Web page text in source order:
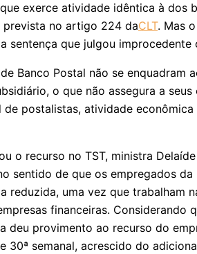
exerce atividade idêntica à dos
prevista no artigo 224 daCLT. Mas
sentença que julgou improcedente
Banco Postal não se enquadram
o que não assegura a seus
postalistas, atividade
o recurso no TST, ministra
sentido de que os empregados da
reduzida, uma vez que trabalham
financeiras. Considerando
deu provimento ao recurso do
30ª semanal, acrescido do